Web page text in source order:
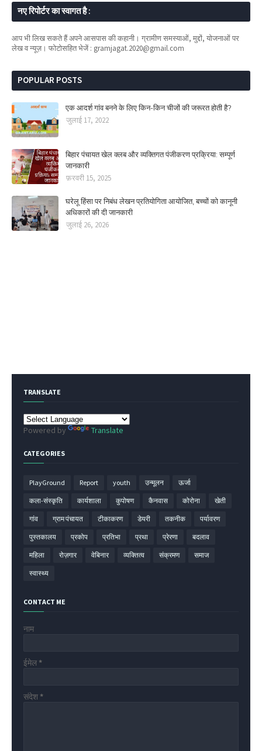
नए रिपोर्टर का स्वागत है :
आप भी लिख सकते हैं अपने आसपास की कहानी। ग्रामीण समस्याओं, मुद्दों, योजनाओं पर
लेख व न्यूज़। फोटोसहित भेजें : gramjagat.2020@gmail.com
POPULAR POSTS
एक आदर्श गांव बनने के लिए किन-किन चीजों की जरूरत होती है?
जुलाई 17, 2022
बिहार पंचायत खेल क्लब और व्यक्तिगत पंजीकरण प्रक्रिया: सम्पूर्ण
जानकारी
फ़रवरी 15, 2025
घरेलू हिंसा पर निबंध लेखन प्रतियोगिता आयोजित, बच्चों को कानूनी
अधिकारों की दी जानकारी
जुलाई 26, 2026
TRANSLATE
Powered by Translate
CATEGORIES
PlayGround Report youth उन्मूलन ऊर्जा
कला-संस्कृति कार्यशाला कुपोषण कैनवास कोरोना खेती
गांव ग्राम पंचायत टीकाकरण डेयरी तकनीक पर्यावरण
पुस्तकालय प्रकोप प्रतिभा प्रथा प्रेरणा बदलाव
महिला रोज़गार वेबिनार व्यक्तित्व संक्रमण समाज
स्वास्थ्य
CONTACT ME
नाम
ईमेल *
संदेश *